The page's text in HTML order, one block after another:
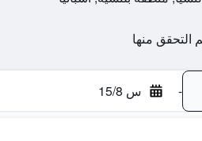
- س 15/8